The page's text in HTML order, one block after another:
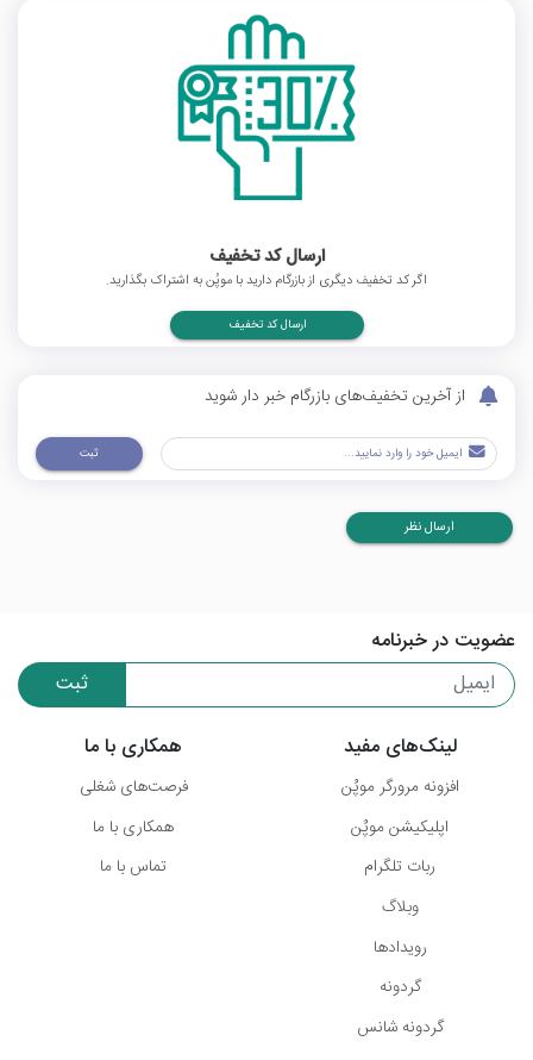
ارسال کد تخفیف
اگر کد تخفیف دیگری از بازرگام دارید با موپُن به اشتراک بگذارید.
ارسال کد تخفیف
از آخرین تخفیف‌های بازرگام خبر دار شوید
ثبت
ارسال نظر
عضویت در خبرنامه
ثبت
لینک‌های مفید
افزونه مرورگر موپُن
اپلیکیشن موپُن
ربات تلگرام
وبلاگ
رویدادها
گردونه
گردونه شانس
همکاری با ما
فرصت‌های شغلی
همکاری با ما
تماس با ما